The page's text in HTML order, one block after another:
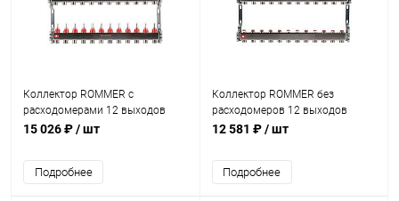
Коллектор ROMMER с
расходомерами 12 выходов
15 026 ₽/ шт
Подробнее
Коллектор ROMMER без
расходомеров 12 выходов
12 581 ₽/ шт
Подробнее